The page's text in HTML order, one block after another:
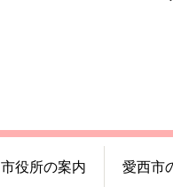
市役所の案内 愛西市